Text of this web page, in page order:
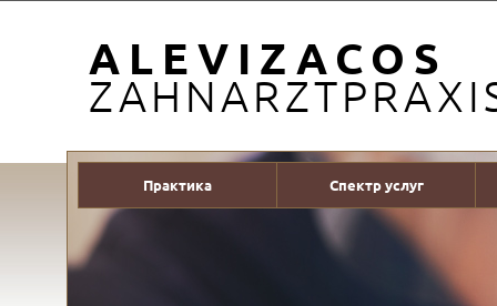
ALEVIZACOS
Практика Спектр услуг